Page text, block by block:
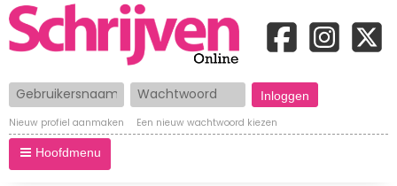
Gebruikersnaam Wachtwoord
Nieuw profiel aanmaken Een nieuw wachtwoord kiezen
Hoofdmenu